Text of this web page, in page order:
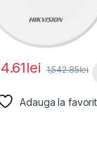
lei 1,542.85lei
Adauga la